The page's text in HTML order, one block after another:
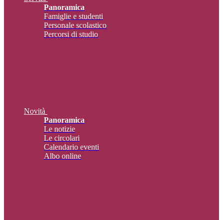
Panoramica
Famiglie e studenti
Personale scolastico
Percorsi di studio
Novità
Panoramica
Le notizie
Le circolari
Calendario eventi
Albo online